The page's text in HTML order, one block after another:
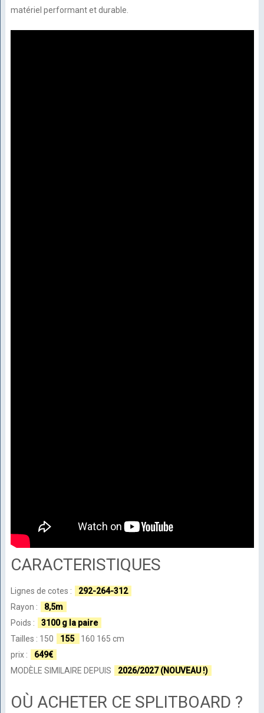
matériel performant et durable.
CARACTERISTIQUES
Lignes de cotes :
292-264-312
Rayon :
8,5m
Poids :
3100 g la paire
Tailles : 150
155
160 165 cm
prix :
649€
MODÈLE SIMILAIRE DEPUIS
2026/2027 (NOUVEAU !)
OÙ ACHETER CE SPLITBOARD ?